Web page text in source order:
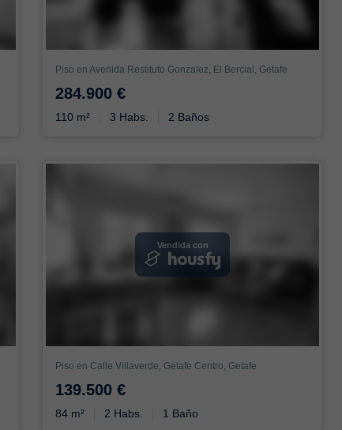
Piso en Avenida Restituto Gonzalez, El Bercial, Getafe
284.900 €
110 m² 3 Habs. 2 Baños
Vendida con
Piso en Calle Villaverde, Getafe Centro, Getafe
139.500 €
84 m² 2 Habs. 1 Baño